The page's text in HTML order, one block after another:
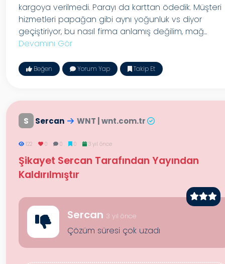
kargoya verilmedi. Parayı da karttan ödedik. Müşteri
hizmetleri papağan gibi aynı yoğunluk vs diyor
geçiştiriyor, bu nasıl firma anlamış değilim, mağ...
Devamını Gör
Beğen Yorum Yap Takip Et
S Sercan WNT | wnt.com.tr
122 0 0 0 3 yıl önce
Şikayet Sercan Tarafından Yayından
Kaldırılmıştır
Sercan 3 yıl önce
Çözüm süresi çok uzadı